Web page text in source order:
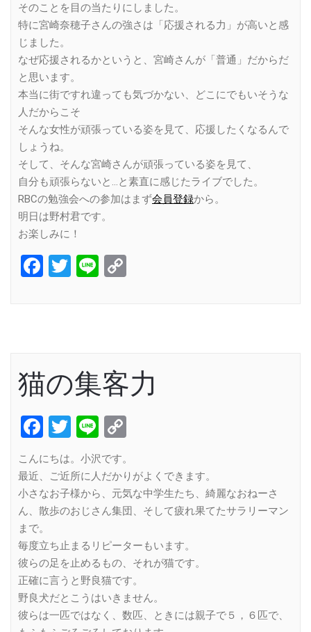
そのことを目の当たりにしました。
特に宮崎奈穂子さんの強さは「応援される力」が高いと感
じました。
なぜ応援されるかというと、宮崎さんが「普通」だからだ
と思います。
本当に街ですれ違っても気づかない、どこにでもいそうな
人だからこそ
そんな女性が頑張っている姿を見て、応援したくなるんで
しょうね。
そして、そんな宮崎さんが頑張っている姿を見て、
自分も頑張らないと…と素直に感じたライブでした。
RBCの勉強会への参加はまず会員登録から。
明日は野村君です。
お楽しみに！
Facebook
Twitter
Line
猫の集客力
Facebook
Twitter
Line
こんにちは。小沢です。
最近、ご近所に人だかりがよくできます。
小さなお子様から、元気な中学生たち、綺麗なおねーさ
ん、散歩のおじさん集団、そして疲れ果てたサラリーマン
まで。
毎度立ち止まるリピーターもいます。
彼らの足を止めるもの、それが猫です。
正確に言うと野良猫です。
野良犬だとこうはいきません。
彼らは一匹ではなく、数匹、ときには親子で５，６匹で、